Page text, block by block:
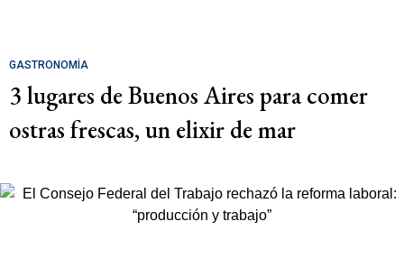
GASTRONOMÍA
3 lugares de Buenos Aires para comer
ostras frescas, un elixir de mar